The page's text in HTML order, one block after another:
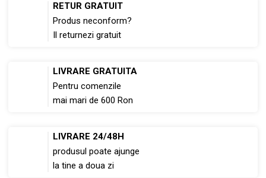
RETUR GRATUIT
Produs neconform?
Il returnezi gratuit
LIVRARE GRATUITA
Pentru comenzile
mai mari de 600 Ron
LIVRARE 24/48H
produsul poate ajunge
la tine a doua zi